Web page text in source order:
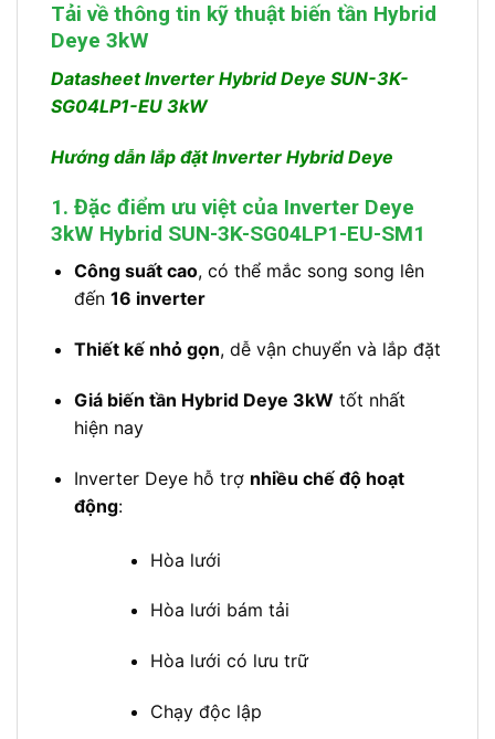
Tải về thông tin kỹ thuật biến tần Hybrid
Deye 3kW
Datasheet Inverter Hybrid Deye SUN-3K-
SG04LP1-EU 3kW
Hướng dẫn lắp đặt Inverter Hybrid Deye
1. Đặc điểm ưu việt của Inverter Deye
3kW Hybrid SUN-3K-SG04LP1-EU-SM1
Công suất cao, có thể mắc song song lên
đến 16 inverter
Thiết kế nhỏ gọn, dễ vận chuyển và lắp đặt
Giá biến tần Hybrid Deye 3kWtốt nhất
hiện nay
Inverter Deye hỗ trợ nhiều chế độ hoạt
động:
Hòa lưới
Hòa lưới bám tải
Hòa lưới có lưu trữ
Chạy độc lập